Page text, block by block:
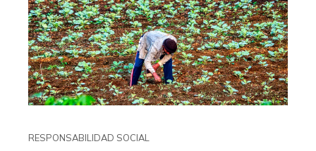
RESPONSABILIDAD SOCIAL